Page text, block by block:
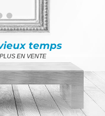
temps
EN VENTE